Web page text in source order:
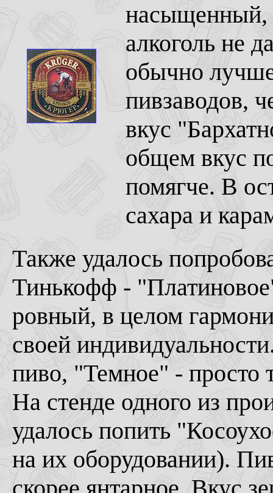
насыщенный,
алкоголь не
обычно
пивзаводов,
вкус
общем вкус
помягче. В
сахара и
Также удалось
Тинькофф -
ровный, в целом
своей
пиво, "Темное" - просто
На стенде одного из
удалось попить
на их оборудовании).